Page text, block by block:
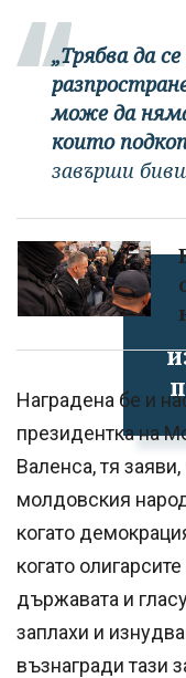
„Трябва да
може да
които
завърши
Наградена бе и
президентка на
Валенса, тя
молдовския
когато
когато
държавата и
заплахи и
възнагради тази